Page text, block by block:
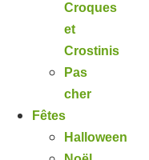
Croques
et
Crostinis
Pas
cher
Fêtes
Halloween